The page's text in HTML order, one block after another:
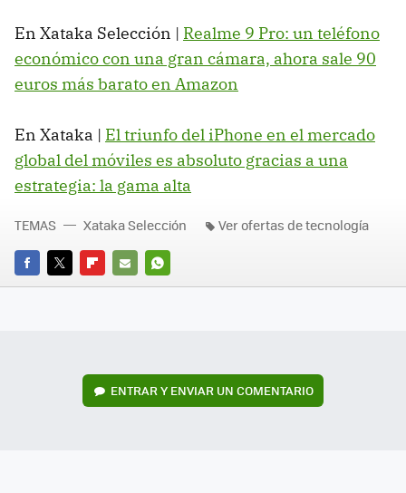
En Xataka Selección | Realme 9 Pro: un teléfono
económico con una gran cámara, ahora sale 90
euros más barato en Amazon
En Xataka | El triunfo del iPhone en el mercado
global del móviles es absoluto gracias a una
estrategia: la gama alta
FACEBOOK
TWITTERFLIPBOARD
E-
WHATSAPP
TEMAS Xataka Selección Ver ofertas de tecnología
ENTRAR Y ENVIAR UN COMENTARIO